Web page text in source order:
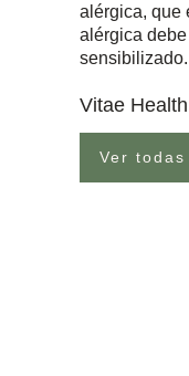
alérgica, que
alérgica
sensibilizado.
Vitae
Ver